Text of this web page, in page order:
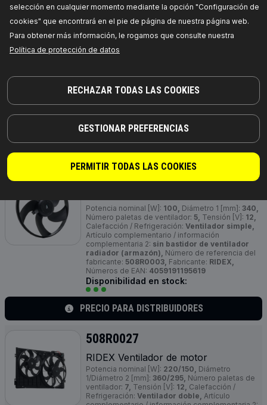
selección en cualquier momento mediante la opción "Configuración de
cookies" que encontrará en el pie de página de nuestra página web.
Para obtener más información, le rogamos que consulte nuestra
Política de protección de datos
RECHAZAR TODAS LAS COOKIES
GESTIONAR PREFERENCIAS
PERMITIR TODAS LAS COOKIES
508R0004
RIDEX Ventilador de motor
Potencia nominal [W]:220/60,Número paletas
de ventilador:
Ventilador simple, incl. rueda de ventilador,
giro:Sentido de giro a la izquierda
Diámetro exterior [mm]:290,Número de
Fabricante:
508R0003
Potencia nominal [W]: 100, Diámetro 1 [mm]: 340,
Número paletas de ventilador: 5, Tensión [V]: 12,
Calefacción / Refrigeración: Ventilador simple,
Artículo complementario / información
complementaria 2: sin bastidor de ventilador
radiador (armazón), Número de referencia del
fabricante: 508R0003, Fabricante: RIDEX,
Números de EAN: 4059191195619
Disponibilidad en stock:
PRECIO PARA DISTRIBUIDORES
508R0027
RIDEX Ventilador de motor
Potencia nominal [W]: 220/150, Diámetro
1/Diámetro 2 [mm]: 360/295, Número paletas de
ventilador: 7, Tensión [V]: 12, Calefacción /
Refrigeración: Ventilador doble, Artículo